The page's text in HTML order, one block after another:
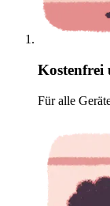
Kostenfrei
Für alle